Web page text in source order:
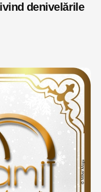
denivelările